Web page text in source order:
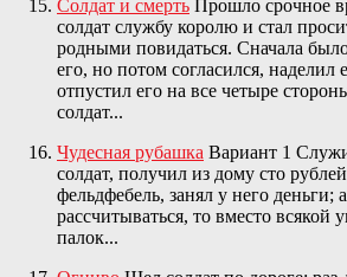
Солдат и смерть Прошло срочное
солдат службу королю и стал
родными повидаться. Сначала
его, но потом согласился, наделил
отпустил его на все четыре
солдат...
Чудесная рубашка Вариант 1
солдат, получил из дому сто
фельдфебель, занял у него деньги;
рассчитываться, то вместо всякой
палок...